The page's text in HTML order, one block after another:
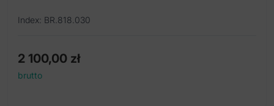
Index: BR.818.030
2 100,00 zł
brutto